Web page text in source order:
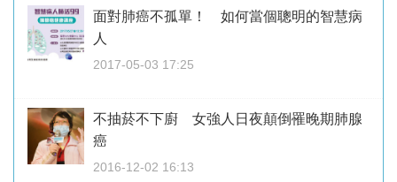
面對肺癌不孤單！ 如何當個聰明的智慧病
人
2017-05-03 17:25
不抽菸不下廚 女強人日夜顛倒罹晚期肺腺
癌
2016-12-02 16:13